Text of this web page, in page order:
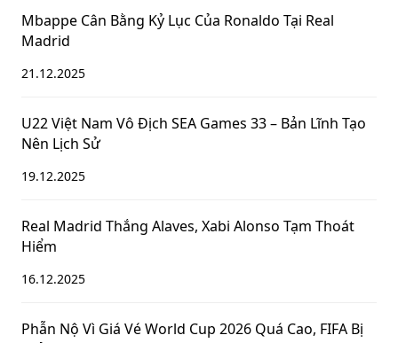
Mbappe Cân Bằng Kỷ Lục Của Ronaldo Tại Real
Madrid
21.12.2025
U22 Việt Nam Vô Địch SEA Games 33 – Bản Lĩnh Tạo
Nên Lịch Sử
19.12.2025
Real Madrid Thắng Alaves, Xabi Alonso Tạm Thoát
Hiểm
16.12.2025
Phẫn Nộ Vì Giá Vé World Cup 2026 Quá Cao, FIFA Bị